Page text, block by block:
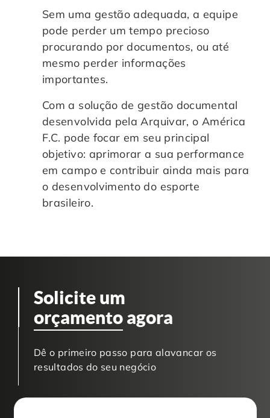
Sem uma gestão adequada, a equipe
pode perder um tempo precioso
procurando por documentos, ou até
mesmo perder informações
importantes.
Com a solução de gestão documental
desenvolvida pela Arquivar, o América
F.C. pode focar em seu principal
objetivo: aprimorar a sua performance
em campo e contribuir ainda mais para
o desenvolvimento do esporte
brasileiro.
Solicite um
orçamento agora
Dê o primeiro passo para alavancar os
resultados do seu negócio